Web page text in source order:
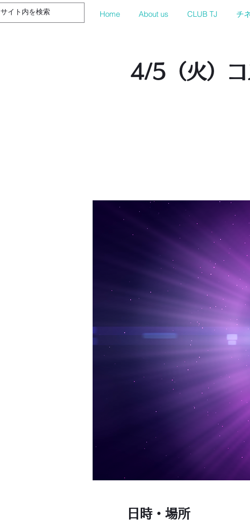
Home About us CLUB TJ チ
4/5（火）コ
日時・場所